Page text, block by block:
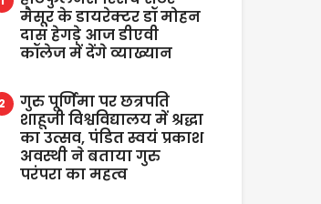
मैसूर के डायरेक्टर डॉ मोहन
दास हेगड़े आज डीएवी
कॉलेज में देंगे व्याख्यान
गुरु पूर्णिमा पर छत्रपति
शाहूजी विश्वविद्यालय में श्रद्धा
का उत्सव, पंडित स्वयं प्रकाश
अवस्थी ने बताया गुरु
परंपरा का महत्व